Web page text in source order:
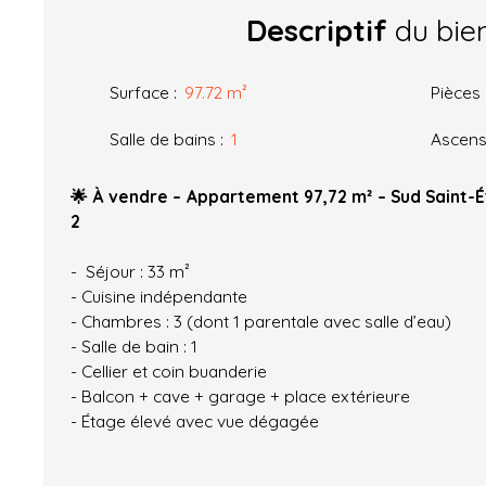
Descriptif du
Surface : 97.72 m² Pièces
Salle de bains : 1
🌟 À vendre – Appartement 97,72 m² – Sud
2
- Séjour : 33 m²
- Cuisine indépendante
- Chambres : 3 (dont 1 parentale avec salle d’eau)
- Salle de bain : 1
- Cellier et coin buanderie
- Balcon + cave + garage + place extérieure
- Étage élevé avec vue dégagée